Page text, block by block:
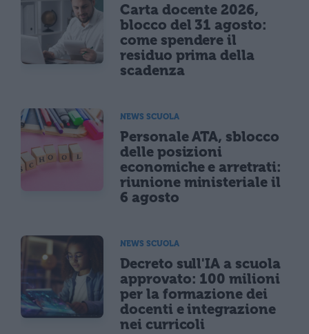
Carta docente 2026,
blocco del 31 agosto:
come spendere il
residuo prima della
scadenza
NEWS SCUOLA
Personale ATA, sblocco
delle posizioni
economiche e arretrati:
riunione ministeriale il
6 agosto
NEWS SCUOLA
Decreto sull'IA a scuola
approvato: 100 milioni
per la formazione dei
docenti e integrazione
nei curricoli